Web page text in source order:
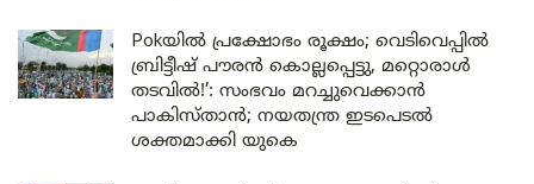
Pokയിൽ പ്രക്ഷോഭം രൂക്ഷം; വെടിവെപ്പിൽ
ബ്രിട്ടീഷ് പൗരൻ കൊല്ലപ്പെട്ടു, മറ്റൊരാൾ
തടവിൽ!’: സംഭവം മറച്ചുവെക്കാൻ
പാകിസ്താൻ; നയതന്ത്ര ഇടപെടൽ
ശക്തമാക്കി യുകെ